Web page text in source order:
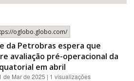
oglobo.globo.com/
da Petrobras espera que
avaliação pré-operacional da
em abril
de Mar de 2025 | 1 visualizações